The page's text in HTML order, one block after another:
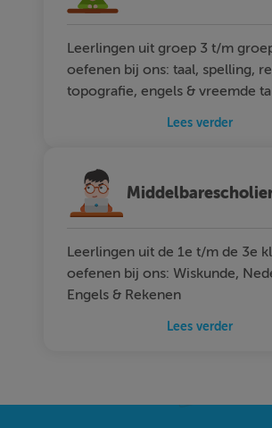
Leerlingen uit groep 3 t/m
oefenen bij ons: taal, spelling,
topografie, engels & vreemde
Lees verder
Leerlingen uit de 1e t/m de 3e
oefenen bij ons: Wiskunde,
Engels & Rekenen
Lees verder